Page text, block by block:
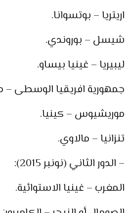
اريتريا – بوتسوانا.
شيسل – بوروندي.
ليبيريا – غينيا بيساو.
جمهورية افريقيا الوسطى
موريشيوس – كينيا.
تنزانيا – مالاوي.
– الدور الثاني (نونبر 2015):
المغرب – غينيا الاستوائية.